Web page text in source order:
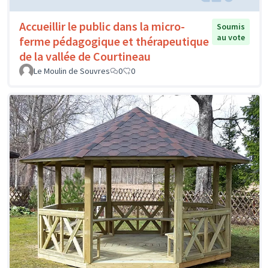
Accueillir le public dans la micro-
ferme pédagogique et thérapeutique
de la vallée de Courtineau
Soumis
au vote
Le Moulin de Souvres 0 0